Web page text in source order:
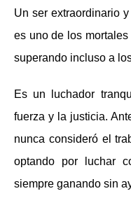
Un ser extraordinario
es uno de los
superando incluso a
Es un luchador
fuerza y ​​la justicia.
nunca consideró el
optando por luchar
siempre ganando sin